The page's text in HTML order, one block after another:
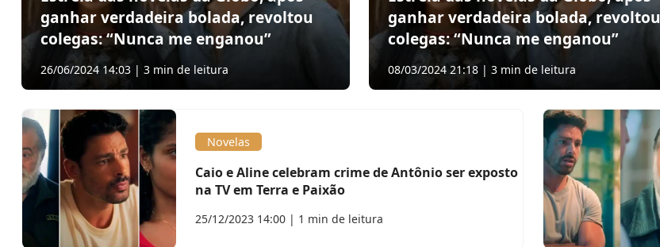
ganhar verdadeira bolada, revoltou
colegas: “Nunca me enganou”
26/06/2024 14:03 | 3 min de leitura
ganhar verdadeira bolada, revoltou
colegas: “Nunca me enganou”
08/03/2024 21:18 | 3 min de leitura
Novelas
Caio e Aline celebram crime de Antônio ser exposto
na TV em Terra e Paixão
25/12/2023 14:00 | 1 min de leitura